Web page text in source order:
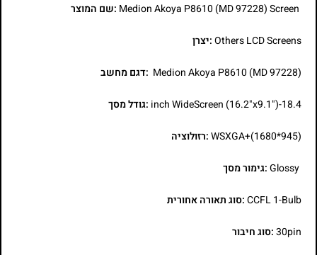
:שם המוצר
Others LCD Screens:יצרן
Medion Akoya P8610 (MD 97228) :דגם מחשב
18.4-inch WideScreen (16.2"x9.1") :גודל מסך
WSXGA+(1680*945):רזולוציה
Glossy:גימור מסך
CCFL 1-Bulb:סוג תאורה אחורית
30pin:סוג חיבור